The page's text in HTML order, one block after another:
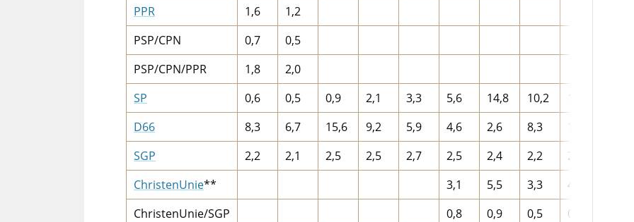
PPR
1,6
1,2
PSP/CPN
0,7
0,5
PSP/CPN/PPR
1,8
2,0
SP
0,6 0,5 0,9 2,1 3,3 5,6 14,8 10,2
D66
8,3 6,7 15,6 9,2 5,9 4,6 2,6 8,3
SGP
2,2 2,1 2,5 2,5 2,7 2,5 2,4 2,2 2,8
ChristenUnie** 3,1 5,5 3,3 4,0
ChristenUnie/SGP
0,8 0,9 0,5 0,7